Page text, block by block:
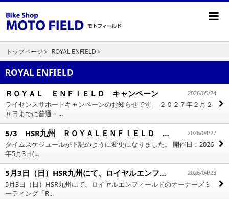
トップページ ROYAL ENFIELD
ROYAL ENFIELD
ＲＯＹＡＬ ＥＮＦＩＥＬＤ キャンペーン
ライセンスサポートキャンペーンのお知らせです。 ２０２７年２月２
８日までに普通・...
2026/05/24
5/3 HSR九州 ＲＯＹＡＬＥＮＦＩＥＬＤ ミーティング
タイムスケジュールが下記のように変更になりました。 開催日：2026
年5月3日(...
2026/04/27
5月3日（日）HSR九州にて、ロイヤルエンフィールドのオーナーズミーティング「ROYAL ENFIELD MEET in HSR」を開催！
5月3日（日）HSR九州にて、ロイヤルエンフィールドのオーナーズミ
ーティング「R...
2026/04/23